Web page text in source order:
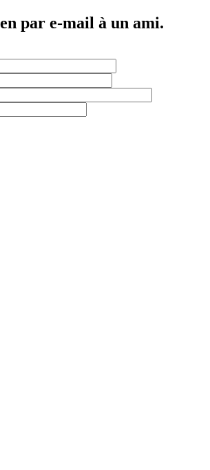
par e-mail à un ami.